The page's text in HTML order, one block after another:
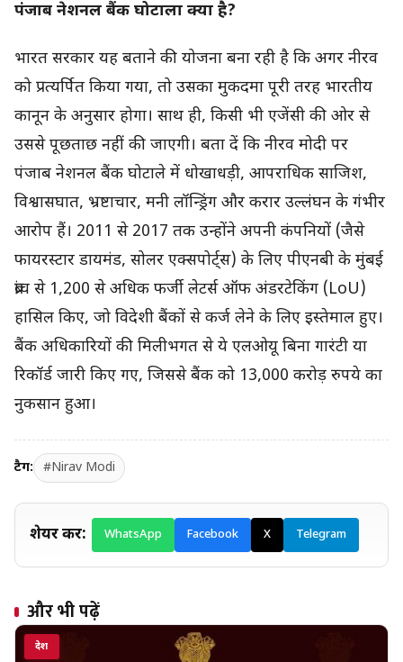
पंजाब नेशनल बैंक घोटाला क्या है?
भारत सरकार यह बताने की योजना बना रही है कि अगर नीरव
को प्रत्यर्पित किया गया, तो उसका मुकदमा पूरी तरह भारतीय
कानून के अनुसार होगा। साथ ही, किसी भी एजेंसी की ओर से
उससे पूछताछ नहीं की जाएगी। बता दें कि नीरव मोदी पर
पंजाब नेशनल बैंक घोटाले में धोखाधड़ी, आपराधिक साजिश,
विश्वासघात, भ्रष्टाचार, मनी लॉन्ड्रिंग और करार उल्लंघन के गंभीर
आरोप हैं। 2011 से 2017 तक उन्होंने अपनी कंपनियों (जैसे
फायरस्टार डायमंड, सोलर एक्सपोर्ट्स) के लिए पीएनबी के मुंबई
ब्रांच से 1,200 से अधिक फर्जी लेटर्स ऑफ अंडरटेकिंग (LoU)
हासिल किए, जो विदेशी बैंकों से कर्ज लेने के लिए इस्तेमाल हुए।
बैंक अधिकारियों की मिलीभगत से ये एलओयू बिना गारंटी या
रिकॉर्ड जारी किए गए, जिससे बैंक को 13,000 करोड़ रुपये का
नुकसान हुआ।
टैग: #Nirav Modi
शेयर करें: WhatsApp Facebook X Telegram
और भी पढ़ें
देश